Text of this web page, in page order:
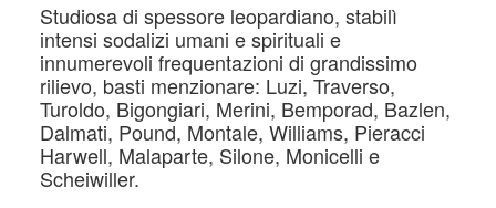
Studiosa di spessore leopardiano, stabilì
intensi sodalizi umani e spirituali e
innumerevoli frequentazioni di grandissimo
rilievo, basti menzionare: Luzi, Traverso,
Turoldo, Bigongiari, Merini, Bemporad, Bazlen,
Dalmati, Pound, Montale, Williams, Pieracci
Harwell, Malaparte, Silone, Monicelli e
Scheiwiller.